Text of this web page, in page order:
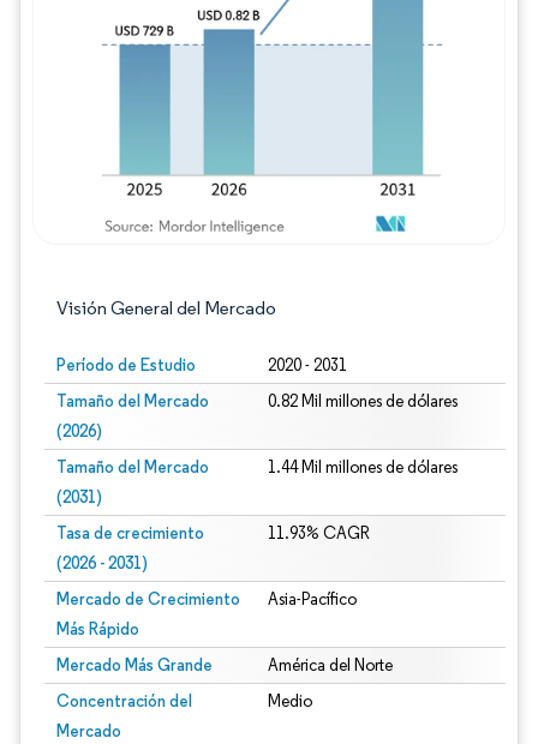
Visión General del Mercado
Período de Estudio 2020 - 2031
Tamaño del Mercado
(2026)
0.82 Mil millones de dólares
Tamaño del Mercado
(2031)
1.44 Mil millones de dólares
Tasa de crecimiento
(2026 - 2031)
11.93% CAGR
Mercado de Crecimiento
Más Rápido
Asia-Pacífico
Mercado Más Grande América del Norte
Concentración del
Mercado
Medio
Imagen © Mordor Intelligence. El uso